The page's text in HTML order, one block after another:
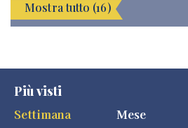
Mostra tutto (16)
Più visti
Settimana
Mese